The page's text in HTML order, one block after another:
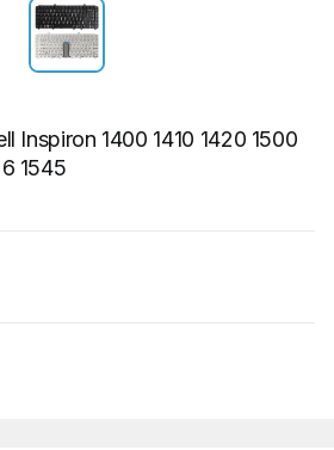
Inspiron 1400 1410 1420 1500
1545